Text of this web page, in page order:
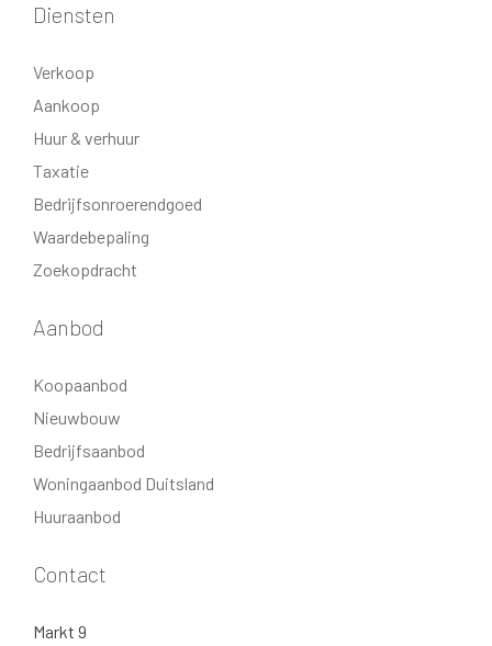
Diensten
Verkoop
Aankoop
Huur & verhuur
Taxatie
Bedrijfsonroerendgoed
Waardebepaling
Zoekopdracht
Aanbod
Koopaanbod
Nieuwbouw
Bedrijfsaanbod
Woningaanbod Duitsland
Huuraanbod
Contact
Markt 9